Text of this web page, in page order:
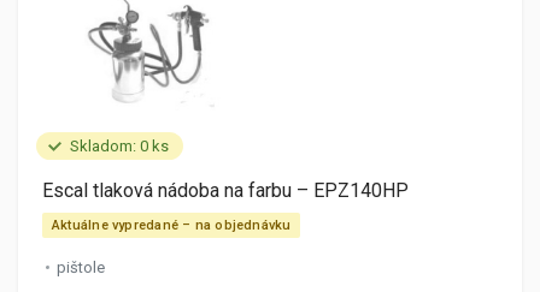
Skladom: 0 ks
Escal tlaková nádoba na farbu – EPZ140HP
Aktuálne vypredané – na objednávku
pištole